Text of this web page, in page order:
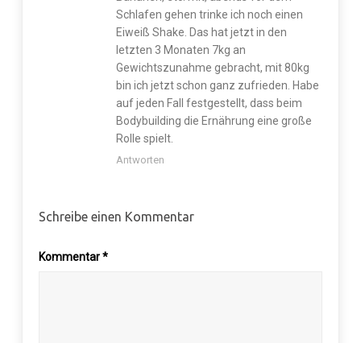
Schlafen gehen trinke ich noch einen
Eiweiß Shake. Das hat jetzt in den
letzten 3 Monaten 7kg an
Gewichtszunahme gebracht, mit 80kg
bin ich jetzt schon ganz zufrieden. Habe
auf jeden Fall festgestellt, dass beim
Bodybuilding die Ernährung eine große
Rolle spielt.
Antworten
Schreibe einen Kommentar
Kommentar*